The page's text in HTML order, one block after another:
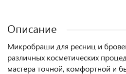
Описание
Микробраши для ресниц и
различных косметических
мастера точной, комфортной и